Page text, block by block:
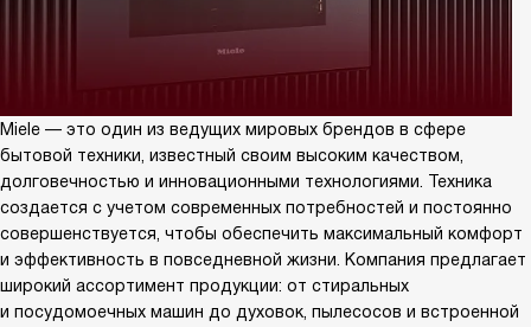
Miele — это один из ведущих мировых брендов в сфере
бытовой техники, известный своим высоким качеством,
долговечностью и инновационными технологиями. Техника
создается с учетом современных потребностей и постоянно
совершенствуется, чтобы обеспечить максимальный комфорт
и эффективность в повседневной жизни. Компания предлагает
широкий ассортимент продукции: от стиральных
и посудомоечных машин до духовок, пылесосов и встроенной